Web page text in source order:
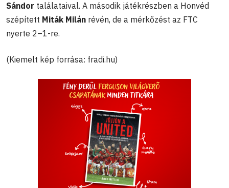
Sándor találataival. A második játékrészben a Honvéd
szépített Miták Milán révén, de a mérkőzést az FTC
nyerte 2–1-re.
(Kiemelt kép forrása: fradi.hu)